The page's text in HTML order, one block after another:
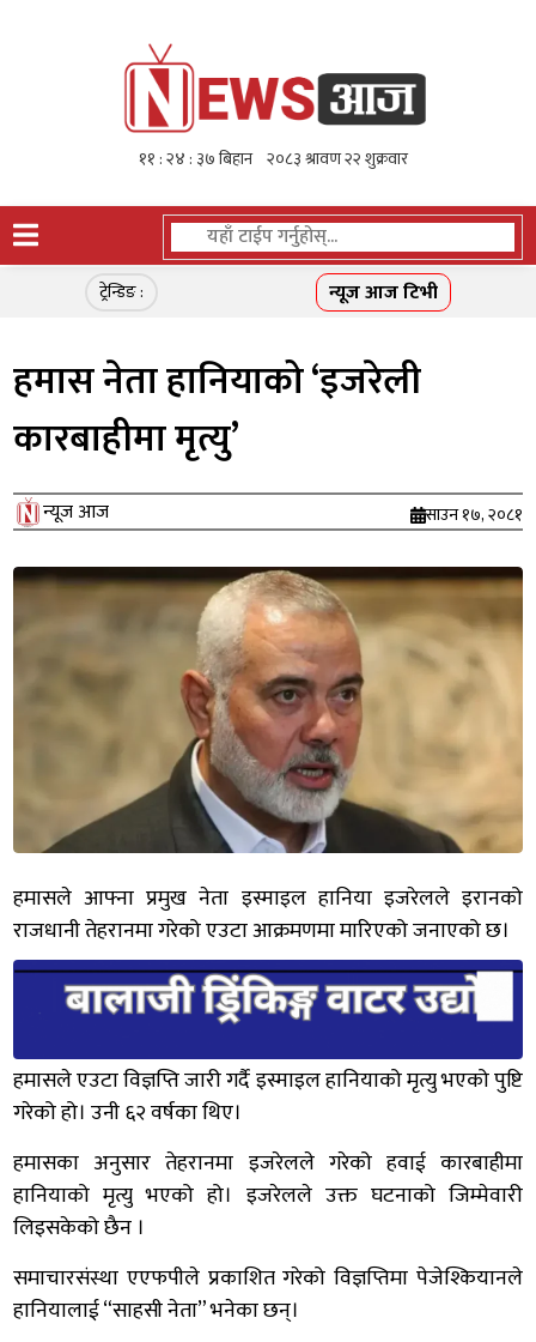
ट्रेन्डिङ : न्यूज आज टिभी
हमास नेता हानियाको ‘इजरेली
कारबाहीमा मृत्यु’
न्यूज आज साउन १७, २०८१
हमासले आफ्ना प्रमुख नेता इस्माइल हानिया इजरेलले इरानको
राजधानी तेहरानमा गरेको एउटा आक्रमणमा मारिएको जनाएको छ।
हमासले एउटा विज्ञप्ति जारी गर्दै इस्माइल हानियाको मृत्यु भएको पुष्टि
गरेको हो। उनी ६२ वर्षका थिए।
हमासका अनुसार तेहरानमा इजरेलले गरेको हवाई कारबाहीमा
हानियाको मृत्यु भएको हो। इजरेलले उक्त घटनाको जिम्मेवारी
लिइसकेको छैन ।
समाचारसंस्था एएफपीले प्रकाशित गरेको विज्ञप्तिमा पेजेश्कियानले
हानियालाई “साहसी नेता” भनेका छन्।